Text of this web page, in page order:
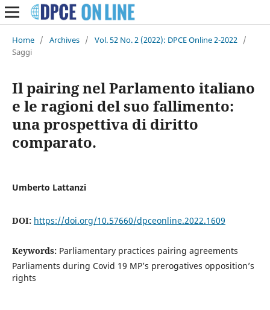
Home / Archives / Vol. 52 No. 2 (2022): DPCE Online 2-2022 /
Saggi
Il pairing nel Parlamento italiano
e le ragioni del suo fallimento:
una prospettiva di diritto
comparato.
Umberto Lattanzi
DOI: https://doi.org/10.57660/dpceonline.2022.1609
Keywords: Parliamentary practices pairing agreements
Parliaments during Covid 19 MP’s prerogatives opposition’s
rights